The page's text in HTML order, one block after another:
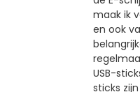
maak ik
en ook
USB-
sticks